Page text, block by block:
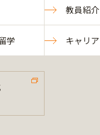
教員紹介
学 キャリア